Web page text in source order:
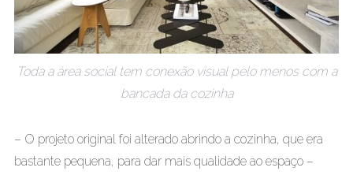
Toda a área social tem conexão visual pelo menos com a
bancada da cozinha
– O projeto original foi alterado abrindo a cozinha, que era
bastante pequena, para dar mais qualidade ao espaço –